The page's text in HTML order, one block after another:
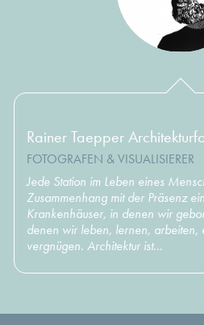
Rainer Taepper
FOTOGRAFEN & VISUALISIERER
Jede Station im Leben eines
Zusammenhang mit der Präsenz
Krankenhäuser, in denen wir
denen wir leben, lernen, arbeiten,
vergnügen. Architektur ist...